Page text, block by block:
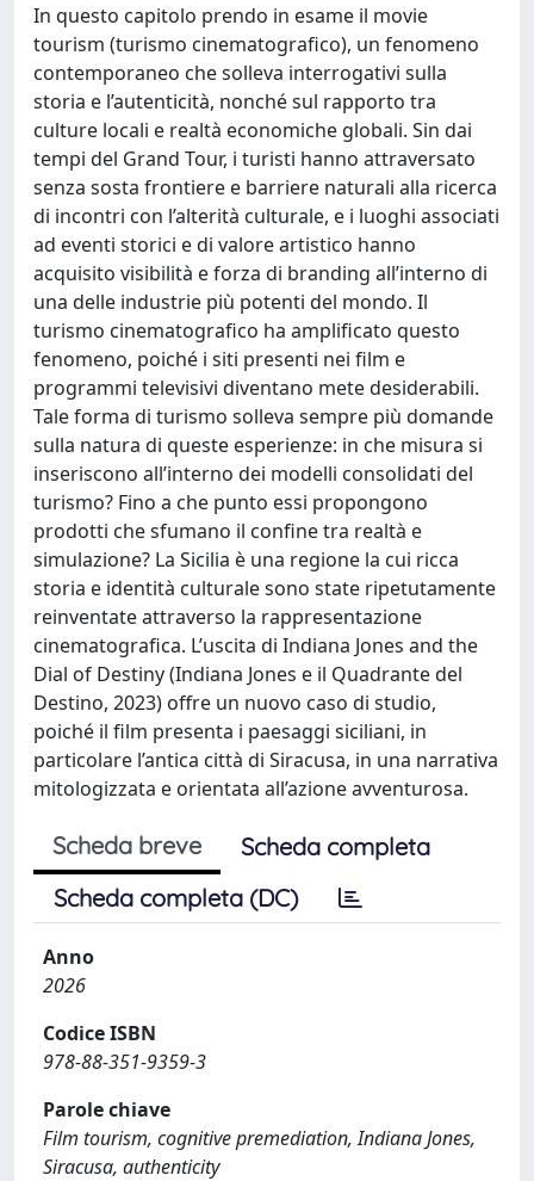
In questo capitolo prendo in esame il movie
tourism (turismo cinematografico), un fenomeno
contemporaneo che solleva interrogativi sulla
storia e l’autenticità, nonché sul rapporto tra
culture locali e realtà economiche globali. Sin dai
tempi del Grand Tour, i turisti hanno attraversato
senza sosta frontiere e barriere naturali alla ricerca
di incontri con l’alterità culturale, e i luoghi associati
ad eventi storici e di valore artistico hanno
acquisito visibilità e forza di branding all’interno di
una delle industrie più potenti del mondo. Il
turismo cinematografico ha amplificato questo
fenomeno, poiché i siti presenti nei film e
programmi televisivi diventano mete desiderabili.
Tale forma di turismo solleva sempre più domande
sulla natura di queste esperienze: in che misura si
inseriscono all’interno dei modelli consolidati del
turismo? Fino a che punto essi propongono
prodotti che sfumano il confine tra realtà e
simulazione? La Sicilia è una regione la cui ricca
storia e identità culturale sono state ripetutamente
reinventate attraverso la rappresentazione
cinematografica. L’uscita di Indiana Jones and the
Dial of Destiny (Indiana Jones e il Quadrante del
Destino, 2023) offre un nuovo caso di studio,
poiché il film presenta i paesaggi siciliani, in
particolare l’antica città di Siracusa, in una narrativa
mitologizzata e orientata all’azione avventurosa.
Scheda breve
Scheda completa
Scheda completa (DC)
Anno
2026
Codice ISBN
978-88-351-9359-3
Parole chiave
Film tourism, cognitive premediation, Indiana Jones,
Siracusa, authenticity